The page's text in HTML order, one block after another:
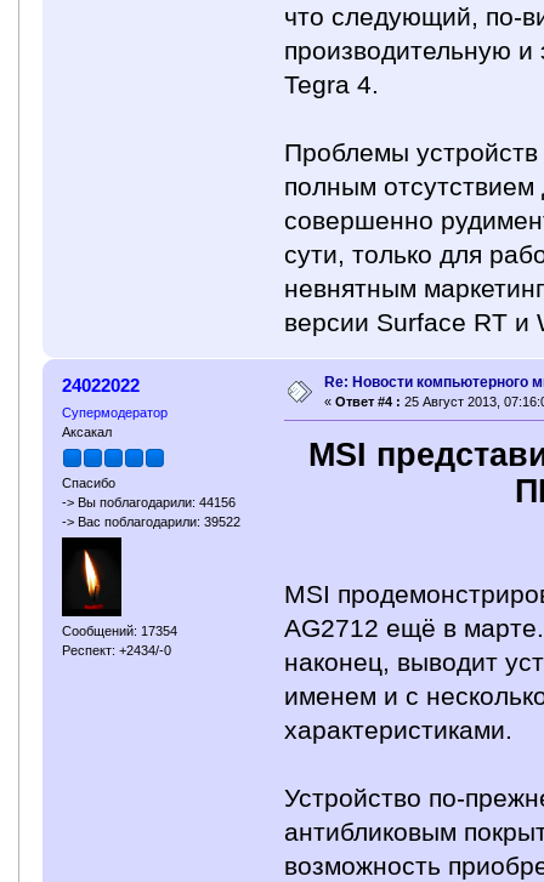
что следующий, по-
производительную
Tegra 4.
Проблемы
полным
совершенно
сути, только для
невнятным
версии Surface RT
24022022
Супермодератор
Аксакал
Спасибо
-> Вы поблагодарили: 44156
-> Вас поблагодарили: 39522
Сообщений: 17354
Респект: +2434/-0
Re: Новости компьютерного
« Ответ #4 : 25 Август 2013,
MSI
MSI
AG2712 ещё в
наконец, выводит
именем и с
характеристиками.
Устройство по-
антибликовым
возможность